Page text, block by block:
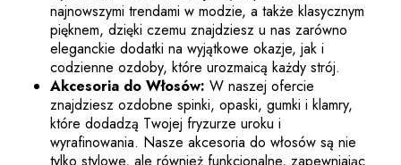
najnowszymi trendami w modzie, a także klasycznym
pięknem, dzięki czemu znajdziesz u nas zarówno
eleganckie dodatki na wyjątkowe okazje, jak i
codzienne ozdoby, które urozmaicą każdy strój.
Akcesoria do Włosów: W naszej ofercie
znajdziesz ozdobne spinki, opaski, gumki i klamry,
które dodadzą Twojej fryzurze uroku i
wyrafinowania. Nasze akcesoria do włosów są nie